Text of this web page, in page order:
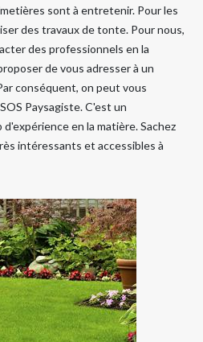
sont à entretenir. Pour les
des travaux de tonte. Pour nous,
des professionnels en la
de vous adresser à un
conséquent, on peut vous
Paysagiste. C'est un
en la matière. Sachez
intéressants et accessibles à